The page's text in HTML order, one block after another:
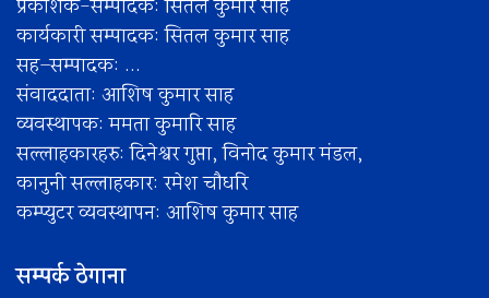
प्रकाशक-सम्पादक: सितल कुमार साह
कार्यकारी सम्पादक: सितल कुमार साह
सह–सम्पादक: ...
संवाददाता: आशिष कुमार साह
व्यवस्थापक: ममता कुमारि साह
सल्लाहकारहरु: दिनेश्वर गुप्ता, विनोद कुमार मंडल,
कानुनी सल्लाहकार: रमेश चाैधरि
कम्प्युटर व्यवस्थापन: आशिष कुमार साह
सम्पर्क ठेगाना